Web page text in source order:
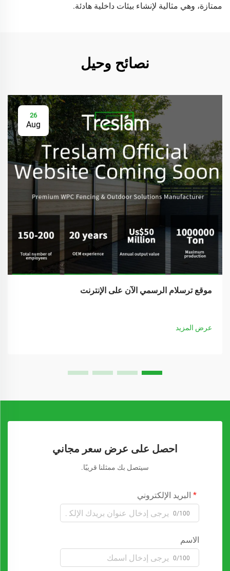
ممتازة، وهي مثالية لإنشاء بيئات داخلية هادئة.
نصائح وحيل
26
Aug
موقع ترسلام الرسمي الآن على الإنترنت
عرض المزيد
احصل على عرض سعر مجاني
سيتصل بك ممثلنا قريبًا.
البريد الإلكتروني
0/100
الاسم
0/100